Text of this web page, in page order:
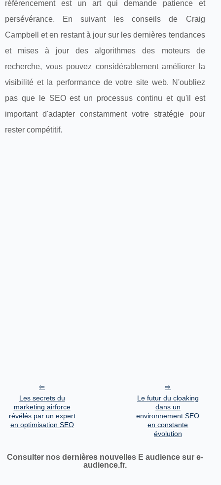
référencement est un art qui demande patience et
persévérance. En suivant les conseils de Craig
Campbell et en restant à jour sur les dernières tendances
et mises à jour des algorithmes des moteurs de
recherche, vous pouvez considérablement améliorer la
visibilité et la performance de votre site web. N'oubliez
pas que le SEO est un processus continu et qu'il est
important d'adapter constamment votre stratégie pour
rester compétitif.
Les secrets du
marketing airforce
révélés par un expert
en optimisation SEO
Le futur du cloaking
dans un
environnement SEO
en constante
évolution
Consulter nos dernières nouvelles E audience sur e-
audience.fr.